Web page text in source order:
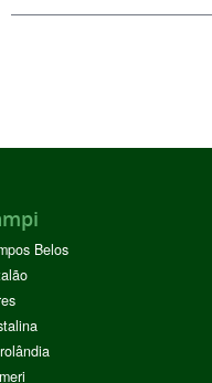
Belos